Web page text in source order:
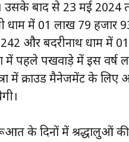
उसके बाद से 23 मई 2024
धाम में 01 लाख 79 हजार
और बदरीनाथ धाम में
में पहले पखवाड़े में इस वर्ष
में क्राउड मैनेजमेंट के
के दिनों में श्रद्धालुओं